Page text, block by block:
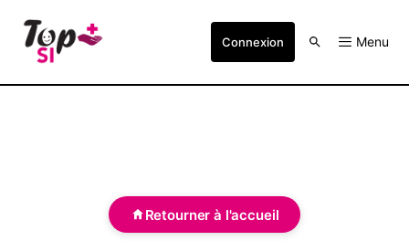
Connexion Menu
Retourner à l'accueil